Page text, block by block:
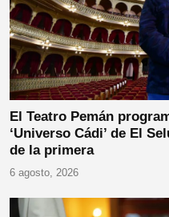
El Teatro Pemán
‘Universo Cádi’ de El
de la primera
6 agosto, 2026